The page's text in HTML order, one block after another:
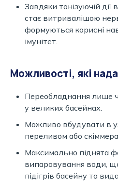
Завдяки тонізуючій
стає витривалішою
формуються корисні
імунітет.
Можливості, які
Переобладнання лише
у великих басейнах.
Можливо вбудувати в
переливом або
Максимально піднята
випаровування води,
підігрів басейну та